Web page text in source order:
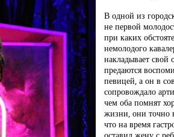
В одной из
не первой
при каких
немолодого
накладывает свой
предаются
певицей, а он в
сопровождало
чем оба помнят
жизни, они точно
что на время